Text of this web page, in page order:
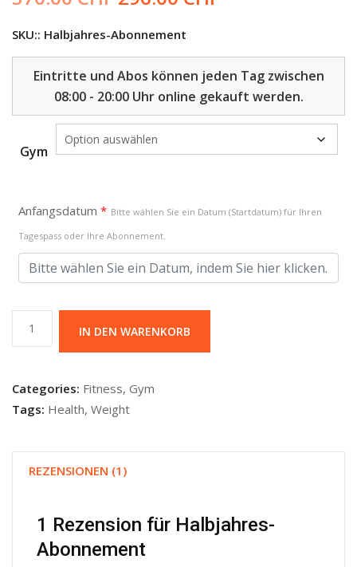
von 5,
auf
Kundenbewertung war:
370.00 CHF296.00 CHF.
SKU:: Halbjahres-Abonnement
Eintritte und Abos können jeden Tag zwischen
08:00 - 20:00 Uhr online gekauft werden.
Gym
Anfangsdatum * Bitte wählen Sie ein Datum (Startdatum) für Ihren
Tagespass oder Ihre Abonnement.
Abonnement
IN DEN WARENKORB
Categories: Fitness, Gym
Tags: Health, Weight
REZENSIONEN (1)
1 Rezension für Halbjahres-
Abonnement